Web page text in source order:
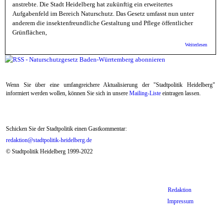
anstrebte. Die Stadt Heidelberg hat zukünftig ein erweitertes
Aufgabenfeld im Bereich Naturschutz. Das Gesetz umfasst nun unter
anderem die insektenfreundliche Gestaltung und Pflege öffentlicher
Grünflächen,
Weiterlesen
Wenn Sie über eine umfangreichere Aktualisierung der "Stadtpolitik Heidelberg"
informiert werden wollen, können Sie sich in unsere Mailing-Liste eintragen lassen.
Schicken Sie der Stadtpolitik einen Gastkommentar:
redaktion@stadtpolitik-heidelberg.de
© Stadtpolitik Heidelberg 1999-2022
Redaktion
Impressum